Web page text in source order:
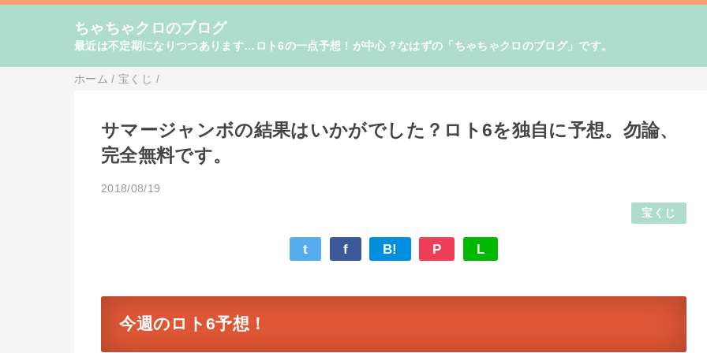
ちゃちゃクロのブログ
最近は不定期になりつつあります…ロト6の一点予想！が中心？なはずの「ちゃちゃクロのブログ」です。
ホーム /宝くじ /
サマージャンボの結果はいかがでした？ロト6を独自に予想。勿論、
完全無料です。
2018/08/19
宝くじ
t f B! P L
今週のロト6予想！